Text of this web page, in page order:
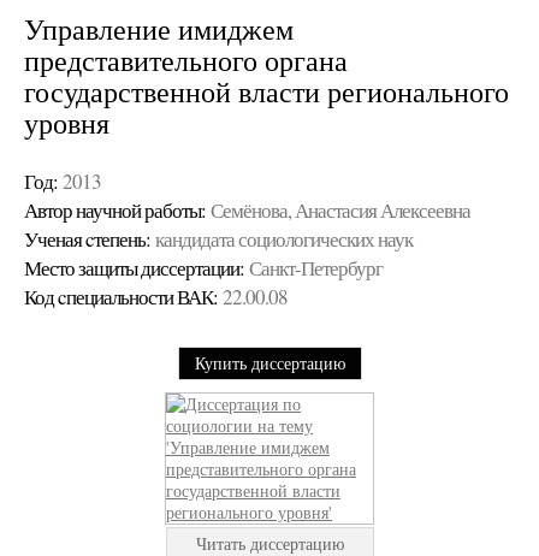
Управление имиджем
представительного органа
государственной власти регионального
уровня
Год: 2013
Автор научной работы: Семёнова, Анастасия Алексеевна
Ученая cтепень: кандидата социологических наук
Место защиты диссертации: Санкт-Петербург
Код cпециальности ВАК: 22.00.08
Купить диссертацию
Читать диссертацию